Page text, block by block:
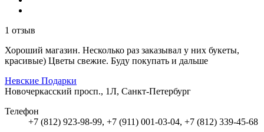
1 отзыв
Хороший магазин. Несколько раз заказывал у них букеты,
красивые) Цветы свежие. Буду покупать и дальше
Невские Подарки
Новочеркасский просп., 1Л, Санкт-Петербург
Телефон
+7 (812) 923-98-99, +7 (911) 001-03-04, +7 (812) 339-45-68